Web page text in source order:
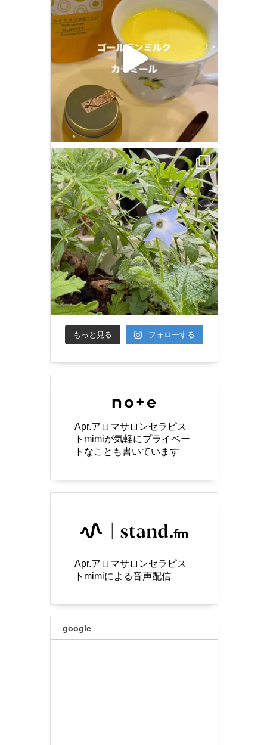
もっと見る フォローする
Apr.アロマサロンセラピス
トmimiが気軽にプライベー
トなことも書いています
Apr.アロマサロンセラピス
トmimiによる音声配信
google